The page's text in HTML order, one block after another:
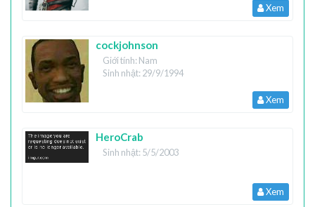
Xem
cockjohnson
Giới tính: Nam
Sinh nhật: 29/9/1994
Xem
HeroCrab
Sinh nhật: 5/5/2003
Xem